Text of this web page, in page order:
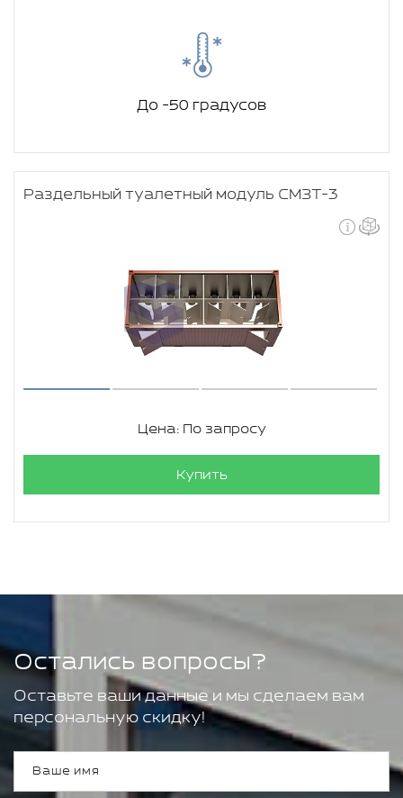
До -50 градусов
Раздельный туалетный модуль СМЗТ-3
Цена: По запросу
Купить
Остались вопросы?
Оставьте ваши данные и мы сделаем вам
персональную скидку!